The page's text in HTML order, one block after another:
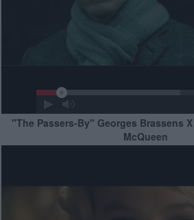
"The Passers-By" Georges Brassens
McQueen